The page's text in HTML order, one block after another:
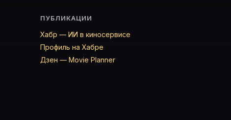
ПУБЛИКАЦИИ
Хабр — ИИ в киносервисе
Профиль на Хабре
Дзен — Movie Planner